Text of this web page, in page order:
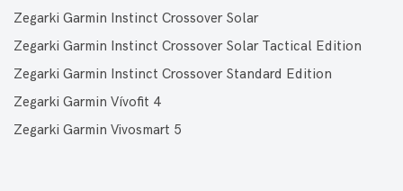
Zegarki Garmin Instinct Crossover Solar
Zegarki Garmin Instinct Crossover Solar Tactical Edition
Zegarki Garmin Instinct Crossover Standard Edition
Zegarki Garmin Vívofit 4
Zegarki Garmin Vivosmart 5